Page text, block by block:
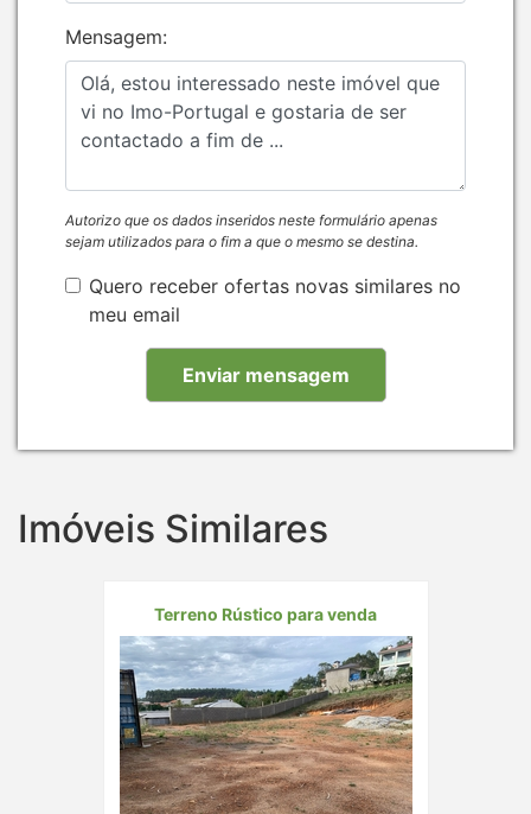
Mensagem:
Autorizo que os dados inseridos neste formulário apenas
sejam utilizados para o fim a que o mesmo se destina.
Quero receber ofertas novas similares no
meu email
Imóveis Similares
Terreno Rústico para venda